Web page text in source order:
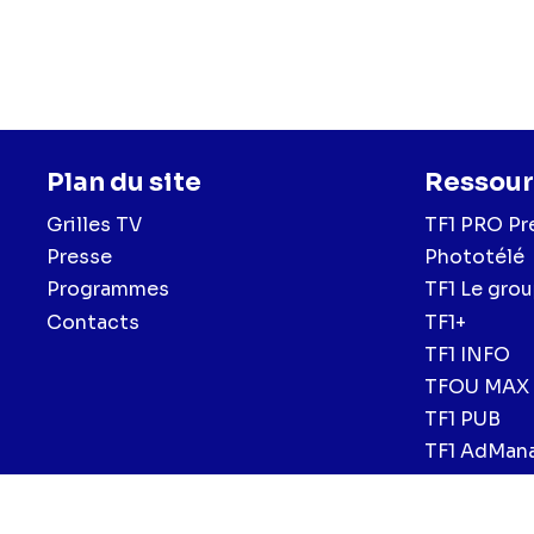
Plan du site
Grilles TV
Presse
Programmes
Contacts
TF1 PRO
Phototélé
TF1 Le
TF1+
TF1 INFO
TFOU MAX
TF1 PUB
TF1